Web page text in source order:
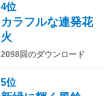
4位
カラフルな連発花
火
2098回のダウンロード
5位